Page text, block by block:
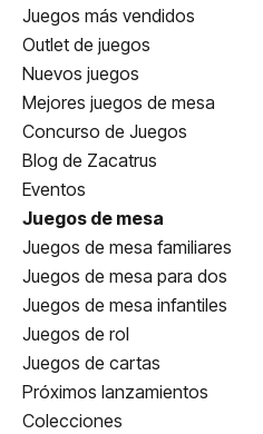
Juegos más vendidos
Outlet de juegos
Nuevos juegos
Mejores juegos de mesa
Concurso de Juegos
Blog de Zacatrus
Eventos
Juegos de mesa
Juegos de mesa familiares
Juegos de mesa para dos
Juegos de mesa infantiles
Juegos de rol
Juegos de cartas
Próximos lanzamientos
Colecciones